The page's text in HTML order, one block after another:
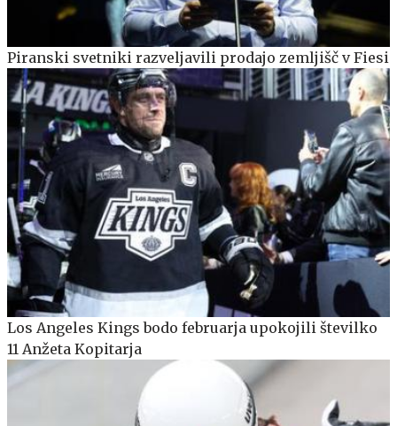
Piranski svetniki razveljavili prodajo zemljišč v Fiesi
Los Angeles Kings bodo februarja upokojili številko
11 Anžeta Kopitarja